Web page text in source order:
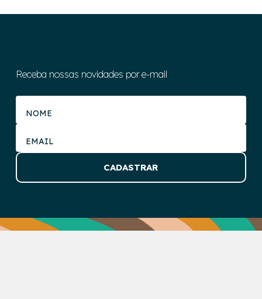
Receba nossas novidades por e-mail